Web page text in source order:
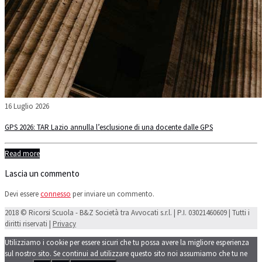
16 Luglio 2026
GPS 2026: TAR Lazio annulla l’esclusione di una docente dalle GPS
Read more
Lascia un commento
Devi essereconnesso per inviare un commento.
2018 © Ricorsi Scuola - B&Z Società tra Avvocati s.r.l. | P.I. 03021460609 | Tutti i
diritti riservati | Privacy
Utilizziamo i cookie per essere sicuri che tu possa avere la migliore esperienza
sul nostro sito. Se continui ad utilizzare questo sito noi assumiamo che tu ne